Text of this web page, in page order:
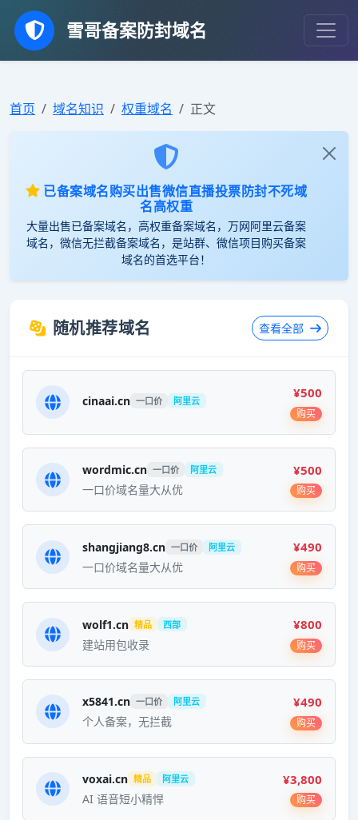
雪哥备案防封域名
首页 域名知识 权重域名 正文
已备案域名购买出售微信直播投票防封不死域
名高权重
大量出售已备案域名，高权重备案域名，万网阿里云备案
域名，微信无拦截备案域名，是站群、微信项目购买备案
域名的首选平台！
随机推荐域名 查看全部
cinaai.cn 一口价 阿里云
¥500
购买
wordmic.cn 一口价 阿里云
一口价域名量大从优
¥500
购买
shangjiang8.cn 一口价 阿里云
一口价域名量大从优
¥490
购买
wolf1.cn 精品 西部
建站用包收录
¥800
购买
x5841.cn 一口价 阿里云
个人备案，无拦截
¥490
购买
voxai.cn 精品 阿里云
AI 语音短小精悍
¥3,800
购买